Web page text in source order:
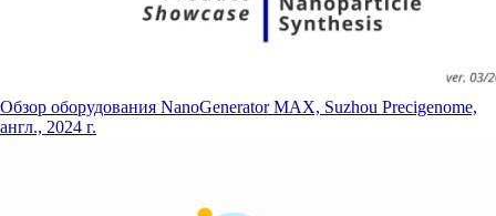
Обзор оборудования NanoGenerator MAX, Suzhou Precigenome,
англ., 2024 г.